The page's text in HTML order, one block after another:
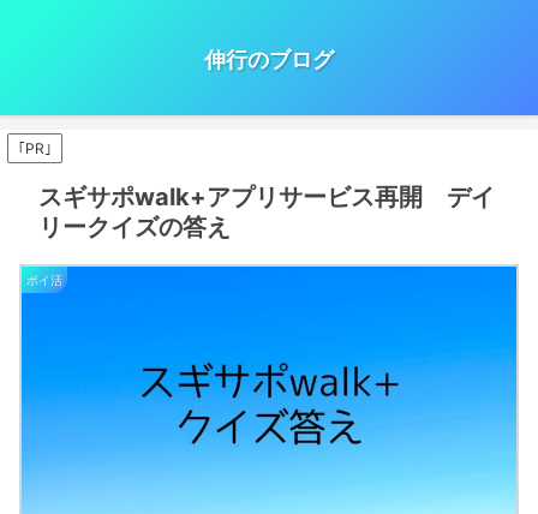
伸行のブログ
｢PR｣
スギサポwalk+アプリサービス再開 デイ
リークイズの答え
ポイ活